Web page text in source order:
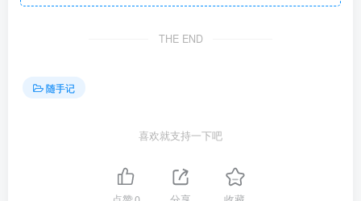
THE END
随手记
喜欢就支持一下吧